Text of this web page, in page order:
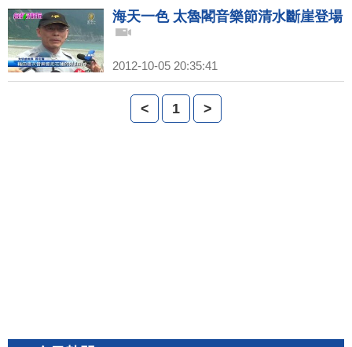
海天一色 太魯閣音樂節清水斷崖登場
2012-10-05 20:35:41
< 1 >